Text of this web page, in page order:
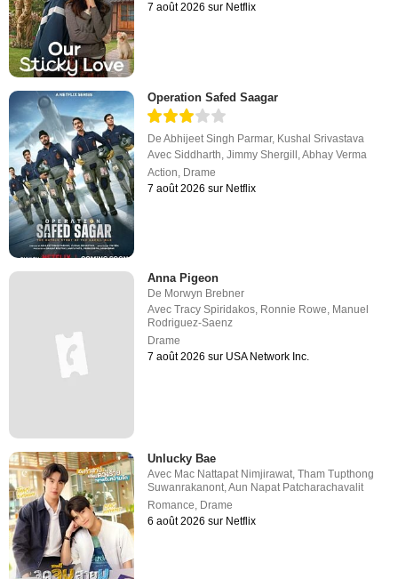
7 août 2026 sur Netflix
Operation Safed Saagar
DeAbhijeet Singh Parmar, Kushal Srivastava
AvecSiddharth ,Jimmy Shergill ,Abhay Verma
Action Drame
7 août 2026 sur Netflix
Anna Pigeon
De Morwyn Brebner
AvecTracy Spiridakos, Ronnie Rowe, Manuel
Rodriguez-Saenz
Drame
7 août 2026 sur USA Network Inc.
Unlucky Bae
Avec Mac Nattapat Nimjirawat,Tham Tupthong
Suwanrakanont,Aun Napat Patcharachavalit
Romance, Drame
6 août 2026 sur Netflix